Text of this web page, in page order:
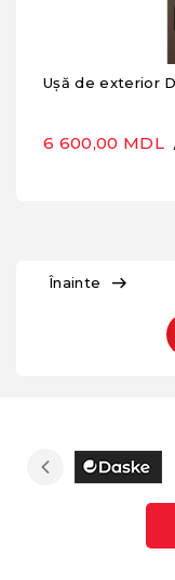
Ușă de exterior
6 600,00 MDL
Înainte